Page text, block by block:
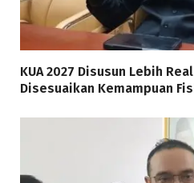
KUA 2027 Disusun Lebih
Disesuaikan Kemampuan